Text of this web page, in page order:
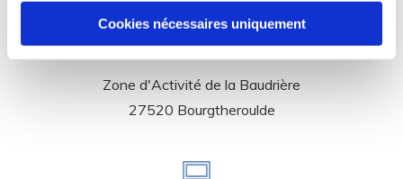
Cookies nécessaires uniquement
Zone d'Activité de la Baudrière
27520 Bourgtheroulde